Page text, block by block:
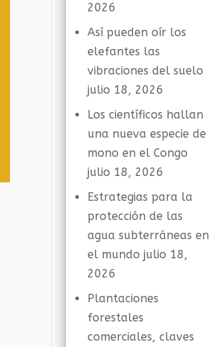
2026
Así pueden oír los
elefantes las
vibraciones del suelo
julio 18, 2026
Los científicos hallan
una nueva especie de
mono en el Congo
julio 18, 2026
Estrategias para la
protección de las
agua subterráneas en
el mundo julio 18,
2026
Plantaciones
forestales
comerciales, claves